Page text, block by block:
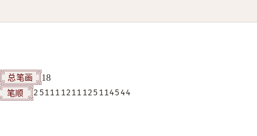
总笔画 18
笔顺 251111211125114544